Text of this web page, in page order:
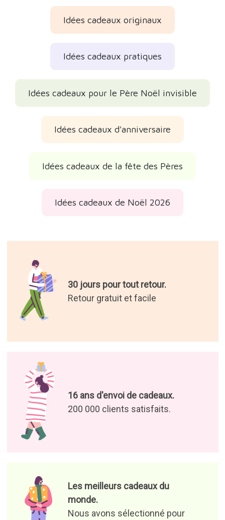
Idées cadeaux originaux
Idées cadeaux pratiques
Idées cadeaux pour le Père Noël invisible
Idées cadeaux d'anniversaire
Idées cadeaux de la fête des Pères
Idées cadeaux de Noël 2026
30 jours pour tout retour.
Retour gratuit et facile
16 ans d'envoi de cadeaux.
200 000 clients satisfaits.
Les meilleurs cadeaux du
monde.
Nous avons sélectionné pour